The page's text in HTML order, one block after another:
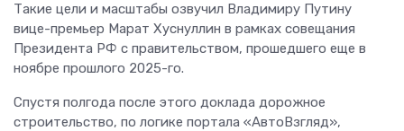
Такие цели и масштабы озвучил Владимиру Путину
вице-премьер Марат Хуснуллин в рамках совещания
Президента РФ с правительством, прошедшего еще в
ноябре прошлого 2025-го.
Спустя полгода после этого доклада дорожное
строительство, по логике портала «АвтоВзгляд»,